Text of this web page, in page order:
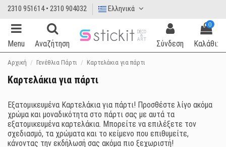
2310 951614 • 2310 904032 Ελληνικά
Menu Αναζήτηση Σύνδεση
0
Καλάθι:
Αρχική Γενέθλια Πάρτι Καρτελάκια για πάρτι
Καρτελάκια για πάρτι
Εξατομικευμένα Καρτελάκια για πάρτι! Προσθέστε λίγο ακόμα
χρώμα και μοναδικότητα στο πάρτι σας με αυτά τα
εξατομικευμένα καρτελάκια. Μπορείτε να επιλέξετε τον
σχεδιασμό, τα χρώματα και το κείμενο που επιθυμείτε,
κάνοντας την εκδήλωσή σας ακόμα πιο ξεχωριστή!